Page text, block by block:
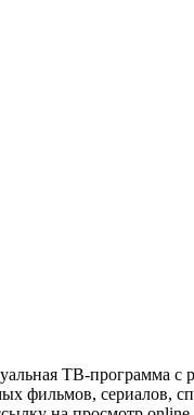
ТВ-программа
фильмов, сериалов,